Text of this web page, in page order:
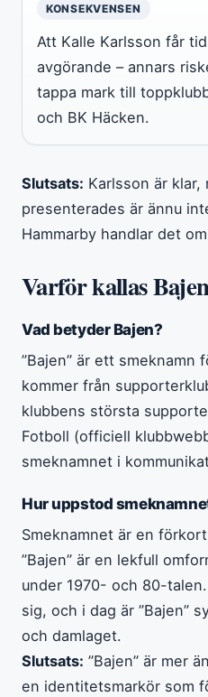
KONSEKVENSEN
Att Kalle Karlsson får
avgörande – annars
tappa mark till
och BK Häcken.
Slutsats: Karlsson är klar,
presenterades är ännu
Hammarby handlar det
Varför kallas
Vad betyder Bajen?
”Bajen” är ett smeknamn
kommer från
klubbens största
Fotboll (officiell
smeknamnet i
Hur uppstod
Smeknamnet är en
”Bajen” är en lekfull
under 1970- och 80-
sig, och i dag är ”Bajen”
och damlaget.
Slutsats: ”Bajen” är mer
en identitetsmarkör som